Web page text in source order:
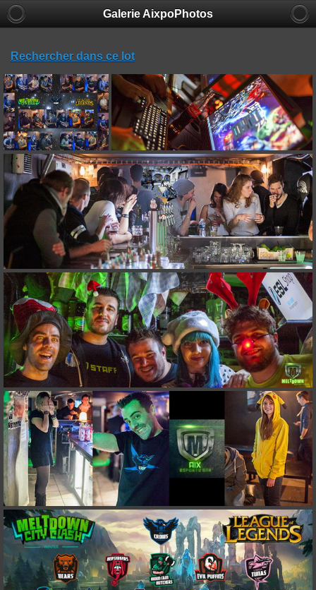
Galerie AixpoPhotos
Rechercher dans ce lot